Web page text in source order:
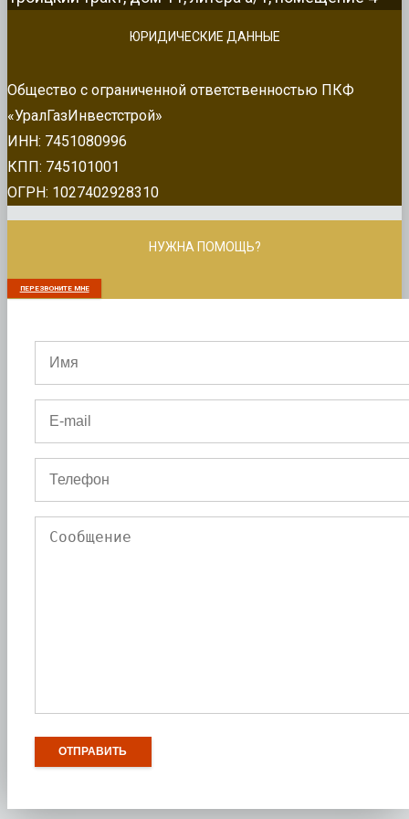
ЮРИДИЧЕСКИЕ ДАННЫЕ
Общество с ограниченной ответственностью ПКФ
«УралГазИнвестстрой»
ИНН: 7451080996
КПП: 745101001
ОГРН: 1027402928310
НУЖНА ПОМОЩЬ?
ПЕРЕЗВОНИТЕ МНЕ